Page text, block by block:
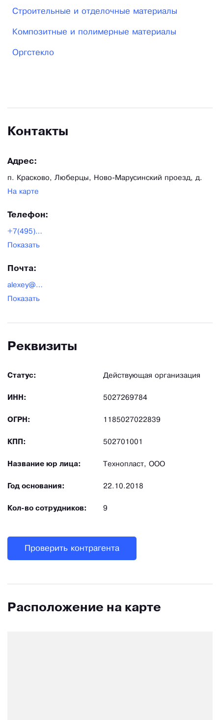
Строительные и отделочные материалы
Композитные и полимерные материалы
Оргстекло
Контакты
Адрес:
п. Красково, Люберцы, Ново-Марусинский проезд, д.
На карте
Телефон:
+7(495)150-95-81
Показать
Почта:
alexey@tekhnoplast.com
Показать
Реквизиты
Статус: Действующая организация
ИНН: 5027269784
ОГРН: 1185027022839
КПП: 502701001
Название юр лица: Технопласт, ООО
Год основания: 22.10.2018
Кол-во сотрудников: 9
Проверить контрагента
Расположение на карте